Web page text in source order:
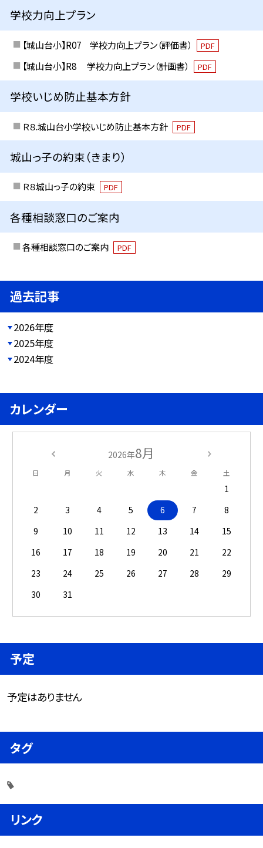
学校力向上プラン
【城山台小】R07 学校力向上プラン（評価書） PDF
【城山台小】R8 学校力向上プラン（計画書） PDF
学校いじめ防止基本方針
Ｒ８.城山台小学校いじめ防止基本方針 PDF
城山っ子の約束（きまり）
Ｒ８城山っ子の約束 PDF
各種相談窓口のご案内
各種相談窓口のご案内 PDF
過去記事
2026年度
2025年度
2024年度
カレンダー
2026年8月
日 月 火 水 木 金 土
1
2
3 4 5 6 7
8
9
10 11 12 13 14
15
16
17 18 19 20 21
22
23
24 25 26 27 28
29
30
31
予定
予定はありません
タグ
リンク